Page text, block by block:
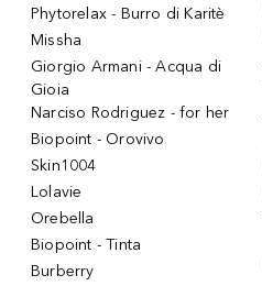
Phytorelax - Burro di Karitè
Missha
Giorgio Armani - Acqua di
Gioia
Narciso Rodriguez - for her
Biopoint - Orovivo
Skin1004
Lolavie
Orebella
Biopoint - Tinta
Burberry